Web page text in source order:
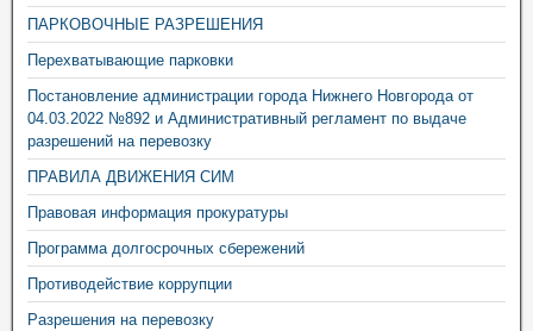
ПАРКОВОЧНЫЕ РАЗРЕШЕНИЯ
Перехватывающие парковки
Постановление администрации города Нижнего Новгорода от
04.03.2022 №892 и Административный регламент по выдаче
разрешений на перевозку
ПРАВИЛА ДВИЖЕНИЯ СИМ
Правовая информация прокуратуры
Программа долгосрочных сбережений
Противодействие коррупции
Разрешения на перевозку